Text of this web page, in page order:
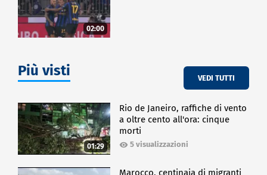
02:00
Più visti VEDI TUTTI
01:29
Rio de Janeiro, raffiche di vento
a oltre cento all'ora: cinque
morti
5 visualizzazioni
Marocco, centinaia di migranti